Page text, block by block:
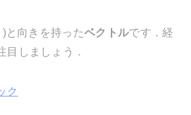
と向きを持ったベクトルです．経
目しましょう．
ク